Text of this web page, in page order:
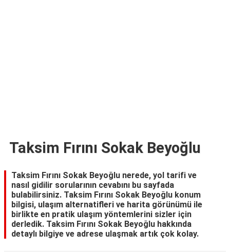
Taksim Fırını Sokak Beyoğlu
Taksim Fırını Sokak Beyoğlu nerede, yol tarifi ve
nasıl gidilir sorularının cevabını bu sayfada
bulabilirsiniz. Taksim Fırını Sokak Beyoğlu konum
bilgisi, ulaşım alternatifleri ve harita görünümü ile
birlikte en pratik ulaşım yöntemlerini sizler için
derledik. Taksim Fırını Sokak Beyoğlu hakkında
detaylı bilgiye ve adrese ulaşmak artık çok kolay.